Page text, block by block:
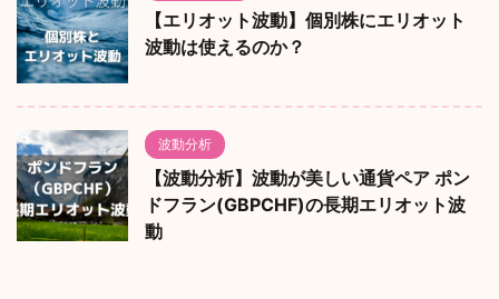
【エリオット波動】個別株にエリオット
波動は使えるのか？
波動分析
【波動分析】波動が美しい通貨ペア ポン
ドフラン(GBPCHF)の長期エリオット波
動